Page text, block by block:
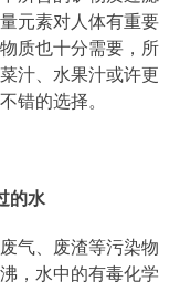
元素对人体有重要
质也十分需要，所
汁、水果汁或许更
错的选择。
的水
气、废渣等污染物
，水中的有毒化学